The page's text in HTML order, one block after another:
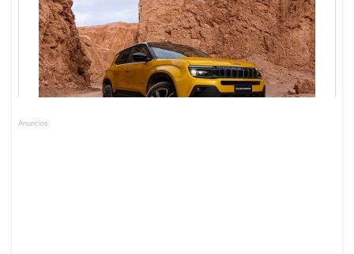
Anuncios.